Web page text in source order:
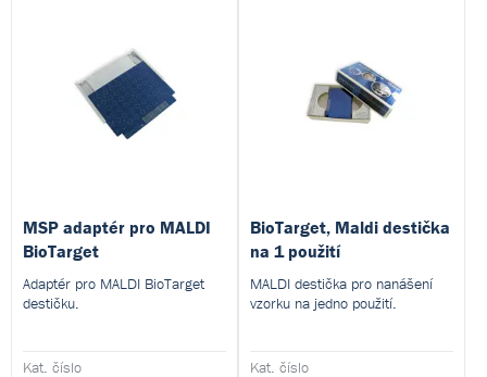
MSP adaptér pro MALDI
BioTarget
Adaptér pro MALDI BioTarget
destičku.
Kat. číslo
BioTarget, Maldi destička
na 1 použití
MALDI destička pro nanášení
vzorku na jedno použití.
Kat. číslo